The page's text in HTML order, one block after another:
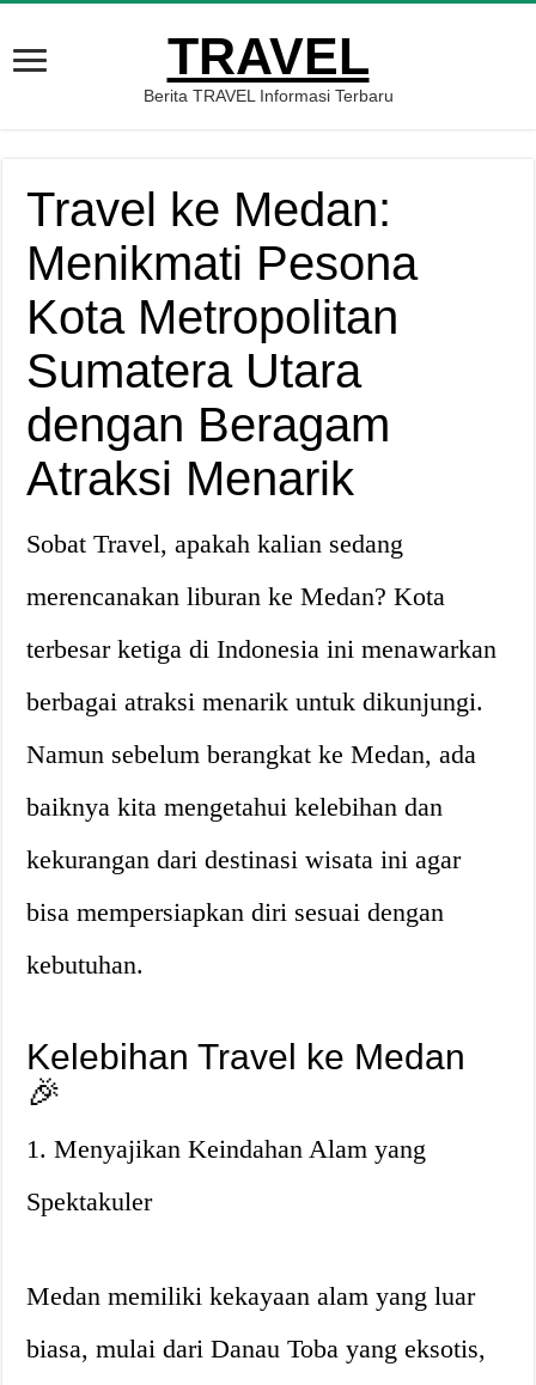
TRAVEL
Berita TRAVEL Informasi Terbaru
Travel ke Medan:
Menikmati Pesona
Kota Metropolitan
Sumatera Utara
dengan Beragam
Atraksi Menarik
Sobat Travel, apakah kalian sedang
merencanakan liburan ke Medan? Kota
terbesar ketiga di Indonesia ini menawarkan
berbagai atraksi menarik untuk dikunjungi.
Namun sebelum berangkat ke Medan, ada
baiknya kita mengetahui kelebihan dan
kekurangan dari destinasi wisata ini agar
bisa mempersiapkan diri sesuai dengan
kebutuhan.
Kelebihan Travel ke Medan
🎉
1. Menyajikan Keindahan Alam yang
Spektakuler
Medan memiliki kekayaan alam yang luar
biasa, mulai dari Danau Toba yang eksotis,